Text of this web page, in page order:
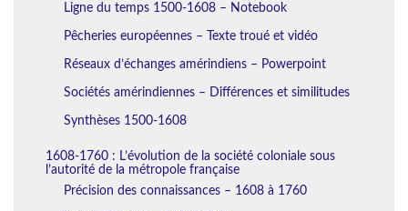
Ligne du temps 1500-1608 – Notebook
Pêcheries européennes – Texte troué et vidéo
Réseaux d’échanges amérindiens – Powerpoint
Sociétés amérindiennes – Différences et similitudes
Synthèses 1500-1608
1608-1760 : L’évolution de la société coloniale sous
l’autorité de la métropole française
Précision des connaissances – 1608 à 1760